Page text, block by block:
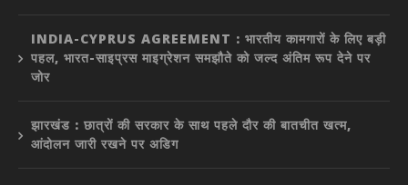
INDIA-CYPRUS AGREEMENT : भारतीय कामगारों के लिए बड़ी
पहल, भारत-साइप्रस माइग्रेशन समझौते को जल्द अंतिम रूप देने पर
जोर
झारखंड : छात्रों की सरकार के साथ पहले दौर की बातचीत खत्म,
आंदोलन जारी रखने पर अडिग